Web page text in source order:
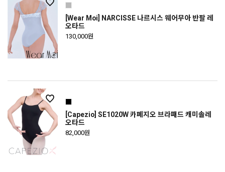
[Wear Moi] NARCISSE 나르시스 웨어무아 반팔 레
오타드
130,000원
[Capezio] SE1020W 카페지오 브라패드 캐미솔레
오타드
82,000원